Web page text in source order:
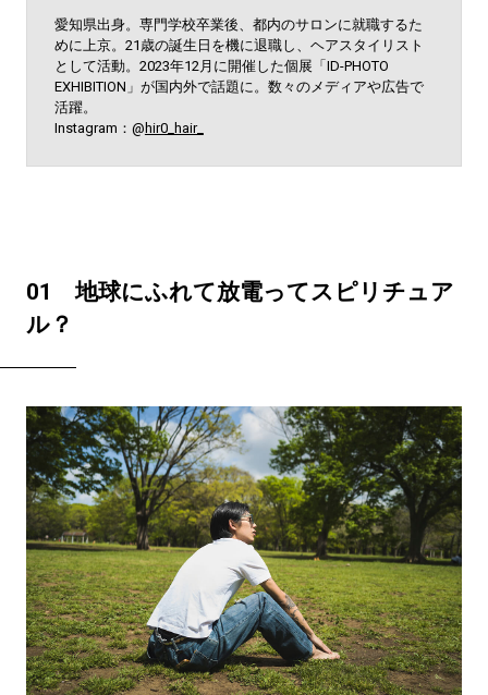
愛知県出身。専門学校卒業後、都内のサロンに就職するた
めに上京。21歳の誕生日を機に退職し、ヘアスタイリスト
として活動。2023年12月に開催した個展「ID-PHOTO
EXHIBITION」が国内外で話題に。数々のメディアや広告で
活躍。
Instagram：@hir0_hair_
01 地球にふれて放電ってスピリチュア
ル？